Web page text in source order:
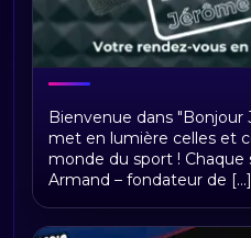
Bonjour Jerome
Bienvenue dans "Bonjour
met en lumière celles et
monde du sport ! Chaque
Armand – fondateur de [...]